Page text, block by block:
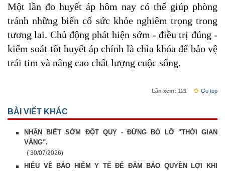
Một lần đo huyết áp hôm nay có thể giúp phòng
tránh những biến cố sức khỏe nghiêm trọng trong
tương lai. Chủ động phát hiện sớm - điều trị đúng -
kiểm soát tốt huyết áp chính là chìa khóa để bảo vệ
trái tim và nâng cao chất lượng cuộc sống.
Lần xem: 121 Go top
BÀI VIẾT KHÁC
NHẬN BIẾT SỚM ĐỘT QUỴ - ĐỪNG BỎ LỠ "THỜI GIAN
VÀNG".
( 30/07/2026)
HIỂU VỀ BẢO HIỂM Y TẾ ĐỂ ĐẢM BẢO QUYỀN LỢI KHI